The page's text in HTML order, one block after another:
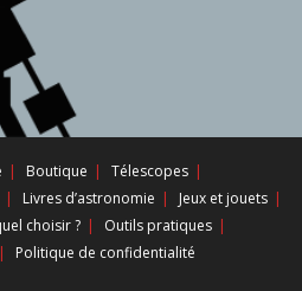
Boutique
Télescopes
Livres d’astronomie
Jeux et jouets
choisir ?
Outils pratiques
Politique de confidentialité